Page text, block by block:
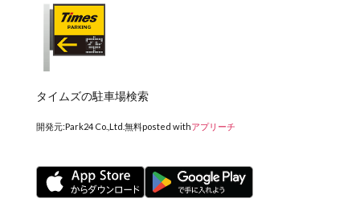
タイムズの駐車場検索
開発元:Park24 Co.,Ltd. 無料posted withアプリーチ